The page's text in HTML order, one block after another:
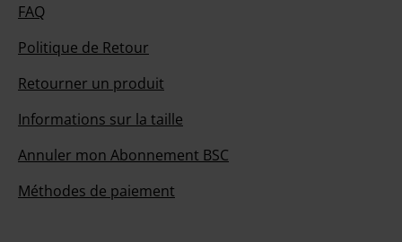
FAQ
Politique de Retour
Retourner un produit
Informations sur la taille
Annuler mon Abonnement BSC
Méthodes de paiement